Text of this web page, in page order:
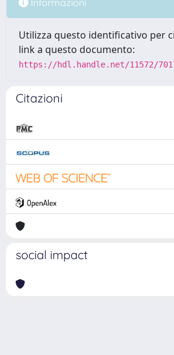
Utilizza questo identificativo per
link a questo documento:
https://hdl.handle.net/11572/
Citazioni
social impact